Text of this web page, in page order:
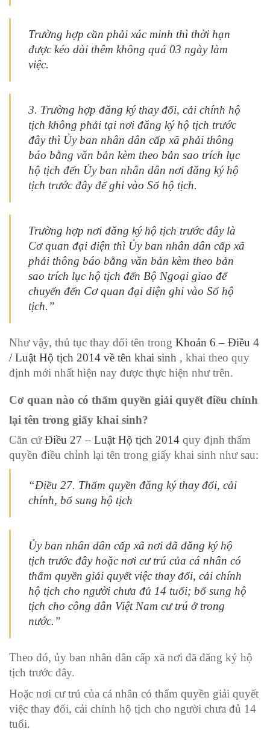
Trường hợp cần phải xác minh thì thời hạn
được kéo dài thêm không quá 03 ngày làm
việc.
3. Trường hợp đăng ký thay đổi, cải chính hộ
tịch không phải tại nơi đăng ký hộ tịch trước
đây thì Ủy ban nhân dân cấp xã phải thông
báo bằng văn bản kèm theo bản sao trích lục
hộ tịch đến Ủy ban nhân dân nơi đăng ký hộ
tịch trước đây để ghi vào Sổ hộ tịch.
Trường hợp nơi đăng ký hộ tịch trước đây là
Cơ quan đại diện thì Ủy ban nhân dân cấp xã
phải thông báo bằng văn bản kèm theo bản
sao trích lục hộ tịch đến Bộ Ngoại giao để
chuyển đến Cơ quan đại diện ghi vào Sổ hộ
tịch.”
Như vậy, thủ tục thay đổi tên trong Khoản 6 – Điều 4
/ Luật Hộ tịch 2014 về tên khai sinh , khai theo quy
định mới nhất hiện nay được thực hiện như trên.
Cơ quan nào có thẩm quyền giải quyết điều chỉnh
lại tên trong giấy khai sinh?
Căn cứĐiều 27 – Luật Hộ tịch 2014 quy định thẩm
quyền điều chỉnh lại tên trong giấy khai sinh như sau:
“Điều 27. Thẩm quyền đăng ký thay đổi, cải
chính, bổ sung hộ tịch
Ủy ban nhân dân cấp xã nơi đã đăng ký hộ
tịch trước đây hoặc nơi cư trú của cá nhân có
thẩm quyền giải quyết việc thay đổi, cải chính
hộ tịch cho người chưa đủ 14 tuổi; bổ sung hộ
tịch cho công dân Việt Nam cư trú ở trong
nước.”
Theo đó, ủy ban nhân dân cấp xã nơi đã đăng ký hộ
tịch trước đây.
Hoặc nơi cư trú của cá nhân có thẩm quyền giải quyết
việc thay đổi, cải chính hộ tịch cho người chưa đủ 14
tuổi.